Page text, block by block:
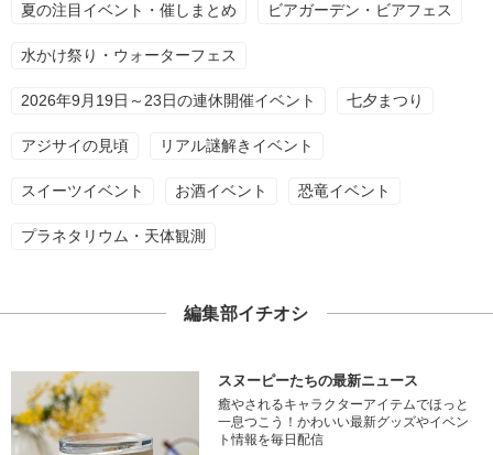
夏の注目イベント・催しまとめ ビアガーデン・ビアフェス
水かけ祭り・ウォーターフェス
2026年9月19日～23日の連休開催イベント 七夕まつり
アジサイの見頃 リアル謎解きイベント
スイーツイベント お酒イベント 恐竜イベント
プラネタリウム・天体観測
編集部イチオシ
スヌーピーたちの最新ニュース
癒やされるキャラクターアイテムでほっと
一息つこう！かわいい最新グッズやイベン
ト情報を毎日配信